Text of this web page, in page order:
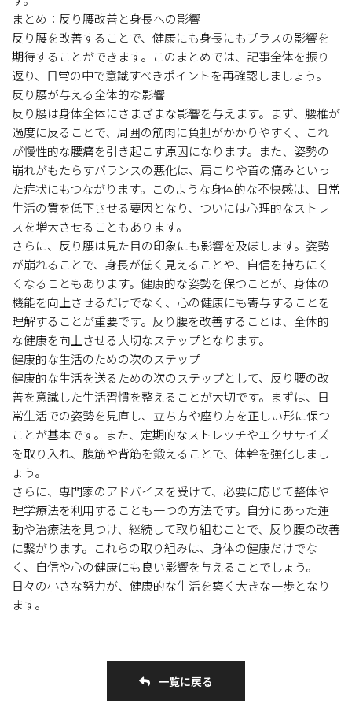
まとめ：反り腰改善と身長への影響
反り腰を改善することで、健康にも身長にもプラスの影響を
期待することができます。このまとめでは、記事全体を振り
返り、日常の中で意識すべきポイントを再確認しましょう。
反り腰が与える全体的な影響
反り腰は身体全体にさまざまな影響を与えます。まず、腰椎が
過度に反ることで、周囲の筋肉に負担がかかりやすく、これ
が慢性的な腰痛を引き起こす原因になります。また、姿勢の
崩れがもたらすバランスの悪化は、肩こりや首の痛みといっ
た症状にもつながります。このような身体的な不快感は、日常
生活の質を低下させる要因となり、ついには心理的なストレ
スを増大させることもあります。
さらに、反り腰は見た目の印象にも影響を及ぼします。姿勢
が崩れることで、身長が低く見えることや、自信を持ちにく
くなることもあります。健康的な姿勢を保つことが、身体の
機能を向上させるだけでなく、心の健康にも寄与することを
理解することが重要です。反り腰を改善することは、全体的
な健康を向上させる大切なステップとなります。
健康的な生活のための次のステップ
健康的な生活を送るための次のステップとして、反り腰の改
善を意識した生活習慣を整えることが大切です。まずは、日
常生活での姿勢を見直し、立ち方や座り方を正しい形に保つ
ことが基本です。また、定期的なストレッチやエクササイズ
を取り入れ、腹筋や背筋を鍛えることで、体幹を強化しまし
ょう。
さらに、専門家のアドバイスを受けて、必要に応じて整体や
理学療法を利用することも一つの方法です。自分にあった運
動や治療法を見つけ、継続して取り組むことで、反り腰の改善
に繋がります。これらの取り組みは、身体の健康だけでな
く、自信や心の健康にも良い影響を与えることでしょう。
日々の小さな努力が、健康的な生活を築く大きな一歩となり
ます。
一覧に戻る